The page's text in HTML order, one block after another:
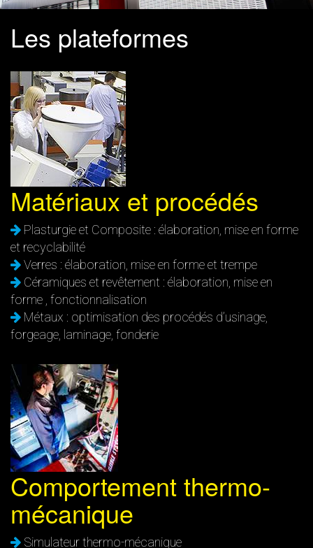
Les plateformes
Matériaux et procédés
Plasturgie et Composite : élaboration, mise en forme
et recyclabilité
Verres : élaboration, mise en forme et trempe
Céramiques et revêtement : élaboration, mise en
forme , fonctionnalisation
Métaux : optimisation des procédés d’usinage,
forgeage, laminage, fonderie
Comportement thermo-
mécanique
Simulateur thermo-mécanique